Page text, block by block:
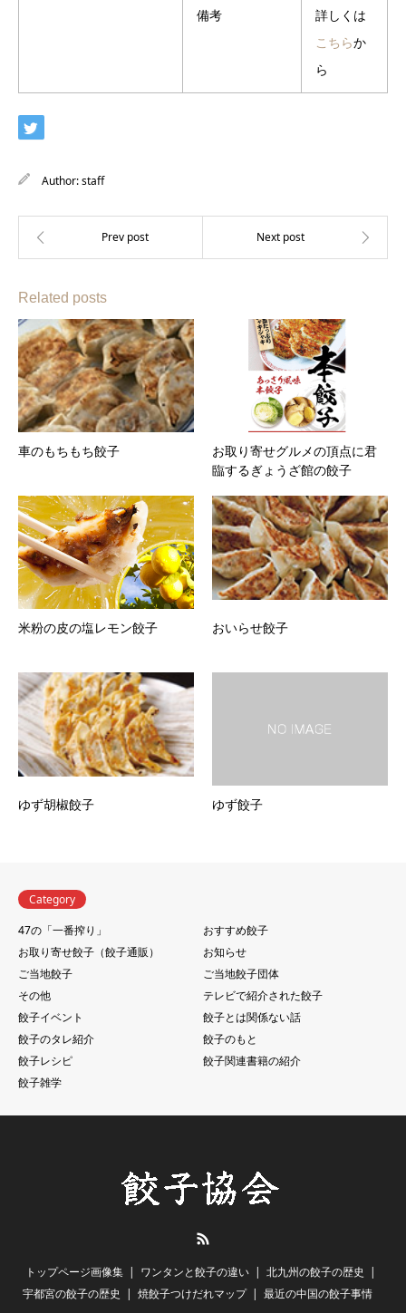
備考
詳しくは
こちらか
ら
Author:staff
Related posts
車のもちもち餃子
お取り寄せグルメの頂点に君
臨するぎょうざ館の餃子
米粉の皮の塩レモン餃子 おいらせ餃子
ゆず胡椒餃子 ゆず餃子
Category
47の「一番搾り」
おすすめ餃子
お取り寄せ餃子（餃子通販）
お知らせ
ご当地餃子
ご当地餃子団体
その他
テレビで紹介された餃子
餃子イベント
餃子とは関係ない話
餃子のタレ紹介
餃子のもと
餃子レシピ
餃子関連書籍の紹介
餃子雑学
トップページ画像集 ワンタンと餃子の違い
北九州の餃子の歴史
宇都宮の餃子の歴史
焼餃子つけだれマップ 最近の中国の餃子事情